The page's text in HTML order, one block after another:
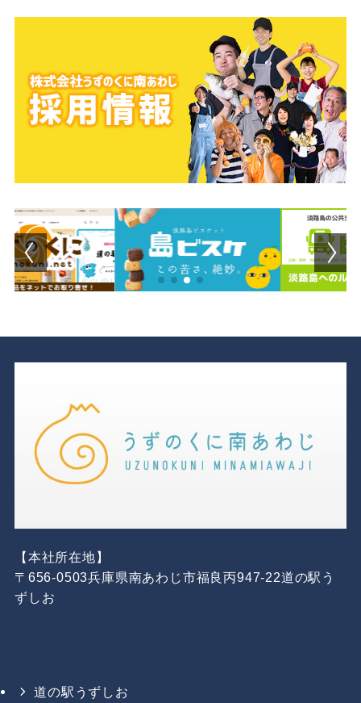
【本社所在地】
〒656-0503兵庫県南あわじ市福良丙947-22道の駅う
ずしお
道の駅うずしお